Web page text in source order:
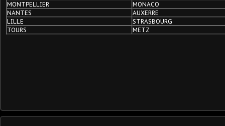
MONTPELLIER
MONACO
NANTES
AUXERRE
LILLE
STRASBOURG
TOURS
METZ